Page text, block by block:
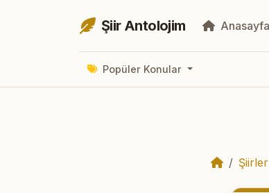
Şiir Antolojim Anasayfa
Popüler Konular
Şiirler